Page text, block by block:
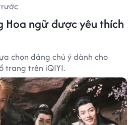
Hoa ngữ được yêu thích
chọn đáng chú ý dành cho
trang trên iQIYI.